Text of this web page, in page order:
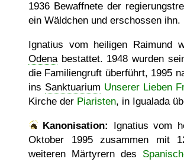
1936 Bewaffnete der
ein Wäldchen und erschossen ihn.
Ignatius vom heiligen Raimund
Odenabestattet. 1948 wurden
die Familiengruft überführt, 1995
ins Sanktuarium Unserer Lieben
Kirche der Piaristen, in Igualada
Kanonisation: Ignatius vom
Oktober 1995zusammen mit
weiteren Märtyrern des